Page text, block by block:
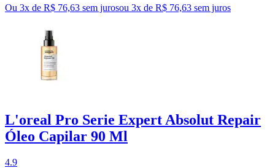
Ou 3x de R$ 76,63 sem jurosou 3x de R$ 76,63 sem juros
L'oreal Pro Serie Expert Absolut Repair
Óleo Capilar 90 Ml
4.9